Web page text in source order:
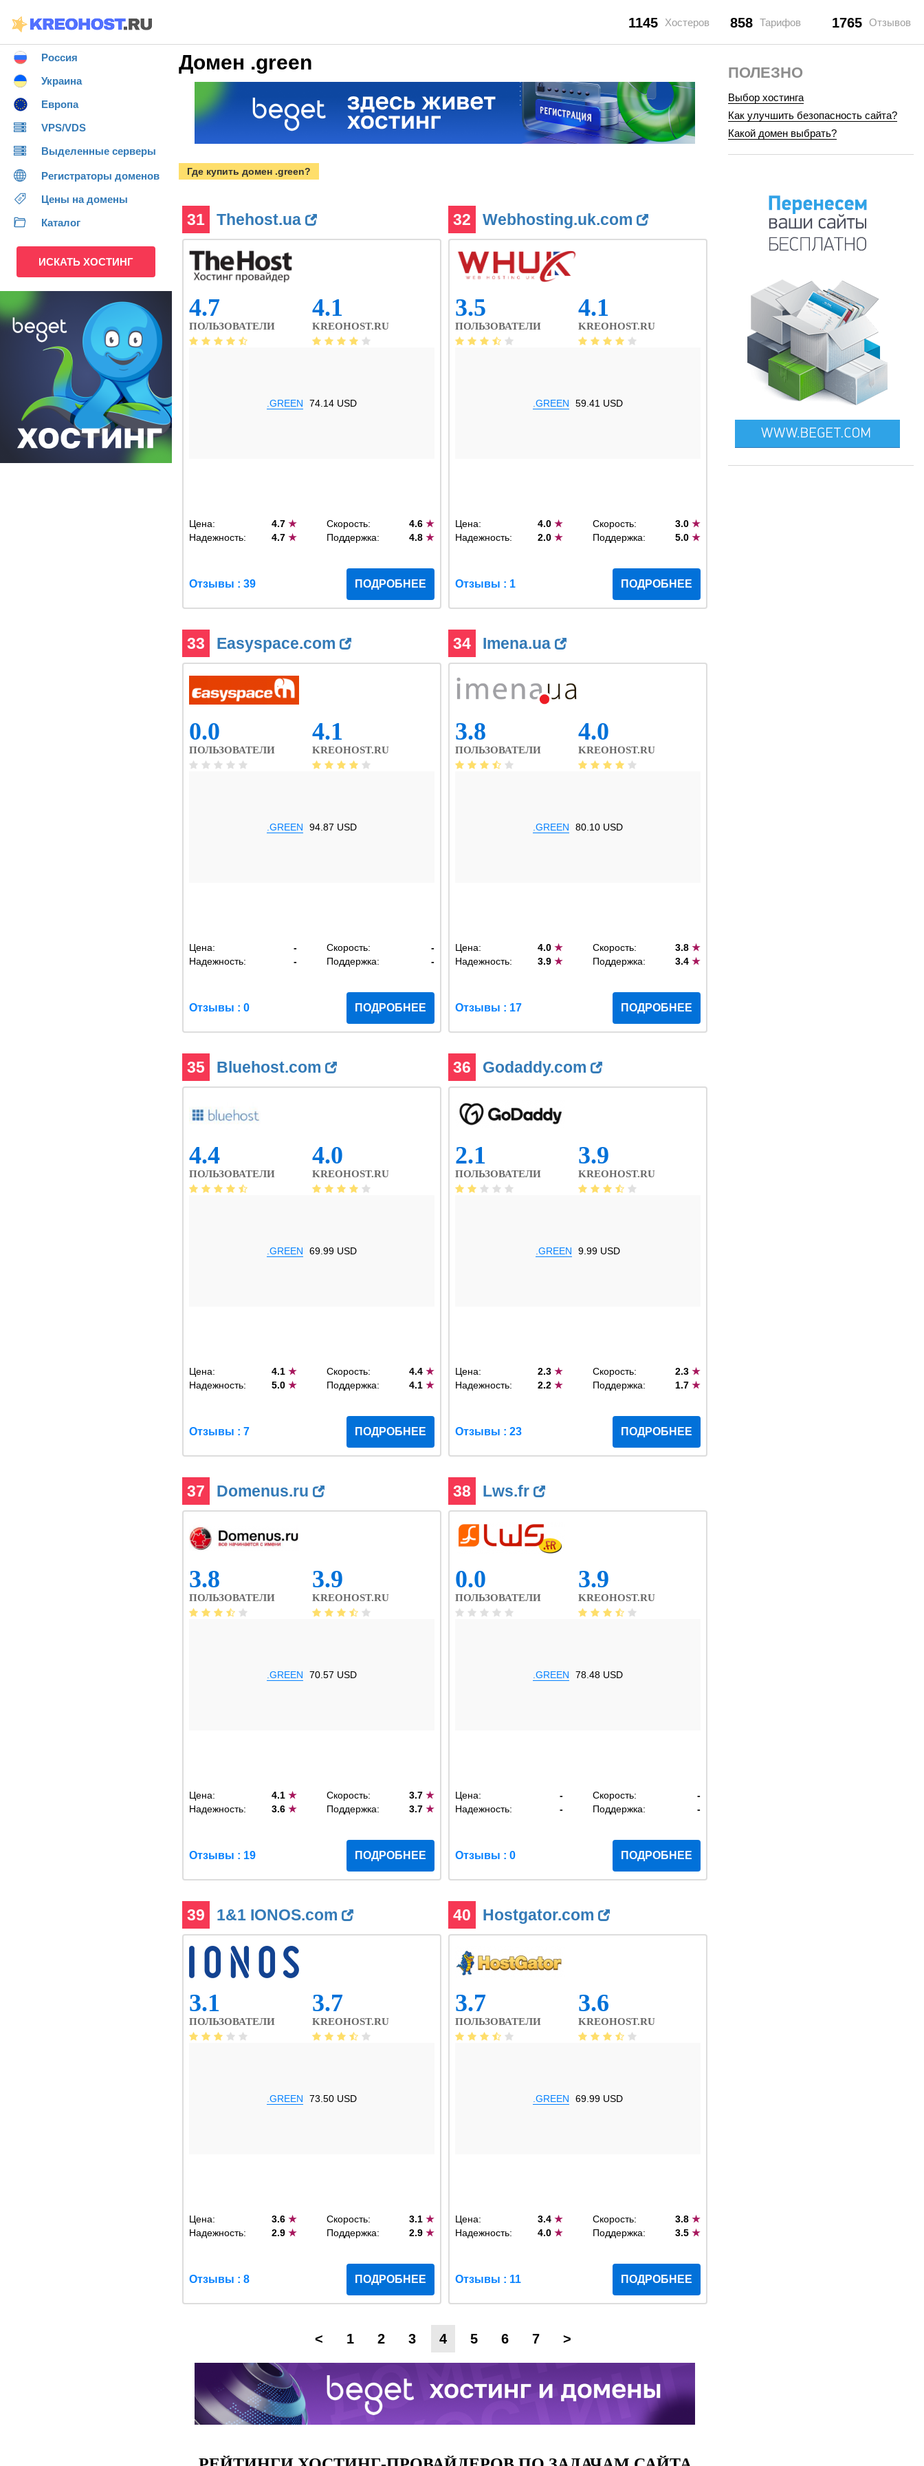
Россия
Украина
Европа
VPS/VDS
Выделенные серверы
Регистраторы доменов
Цены на домены
Каталог
ИСКАТЬ ХОСТИНГ
1145 Хостеров 858 Тарифов 1765 Отзывов
Домен .green
Где купить домен .green?
31 Thehost.ua
4.7
ПОЛЬЗОВАТЕЛИ
4.1
KREOHOST.RU
.GREEN 74.14 USD
Цена: 4.7★ Скорость: 4.6 ★
Надежность:
4.7★ Поддержка: 4.8 ★
Отзывы : 39 ПОДРОБНЕЕ
32 Webhosting.uk.com
3.5
ПОЛЬЗОВАТЕЛИ
4.1
KREOHOST.RU
.GREEN 59.41 USD
Цена: 4.0★ Скорость: 3.0 ★
Надежность:
2.0★ Поддержка: 5.0 ★
Отзывы : 1 ПОДРОБНЕЕ
33 Easyspace.com
0.0
ПОЛЬЗОВАТЕЛИ
4.1
KREOHOST.RU
.GREEN 94.87 USD
Цена: - Скорость:
-
Надежность:
- Поддержка: -
Отзывы : 0 ПОДРОБНЕЕ
34 Imena.ua
3.8
ПОЛЬЗОВАТЕЛИ
4.0
KREOHOST.RU
.GREEN 80.10 USD
Цена: 4.0★ Скорость: 3.8 ★
Надежность:
3.9★ Поддержка: 3.4 ★
Отзывы : 17 ПОДРОБНЕЕ
35 Bluehost.com
4.4
ПОЛЬЗОВАТЕЛИ
4.0
KREOHOST.RU
.GREEN 69.99 USD
Цена: 4.1★ Скорость: 4.4 ★
Надежность:
5.0★ Поддержка: 4.1 ★
Отзывы : 7 ПОДРОБНЕЕ
36 Godaddy.com
2.1
ПОЛЬЗОВАТЕЛИ
3.9
KREOHOST.RU
.GREEN 9.99 USD
Цена: 2.3★ Скорость: 2.3 ★
Надежность:
2.2★ Поддержка: 1.7 ★
Отзывы : 23 ПОДРОБНЕЕ
37 Domenus.ru
3.8
ПОЛЬЗОВАТЕЛИ
3.9
KREOHOST.RU
.GREEN 70.57 USD
Цена: 4.1★ Скорость: 3.7 ★
Надежность:
3.6★ Поддержка: 3.7 ★
Отзывы : 19 ПОДРОБНЕЕ
38 Lws.fr
0.0
ПОЛЬЗОВАТЕЛИ
3.9
KREOHOST.RU
.GREEN 78.48 USD
Цена: - Скорость:
-
Надежность:
- Поддержка: -
Отзывы : 0 ПОДРОБНЕЕ
39 1&1 IONOS.com
3.1
ПОЛЬЗОВАТЕЛИ
3.7
KREOHOST.RU
.GREEN 73.50 USD
Цена: 3.6★ Скорость: 3.1 ★
Надежность:
2.9★ Поддержка: 2.9 ★
Отзывы : 8 ПОДРОБНЕЕ
40 Hostgator.com
3.7
ПОЛЬЗОВАТЕЛИ
3.6
KREOHOST.RU
.GREEN 69.99 USD
Цена: 3.4★ Скорость: 3.8 ★
Надежность:
4.0★ Поддержка: 3.5 ★
Отзывы : 11 ПОДРОБНЕЕ
< 1 2 3 4 5 6 7 >
ПОЛЕЗНО
Выбор хостинга
Как улучшить безопасность сайта?
Какой домен выбрать?